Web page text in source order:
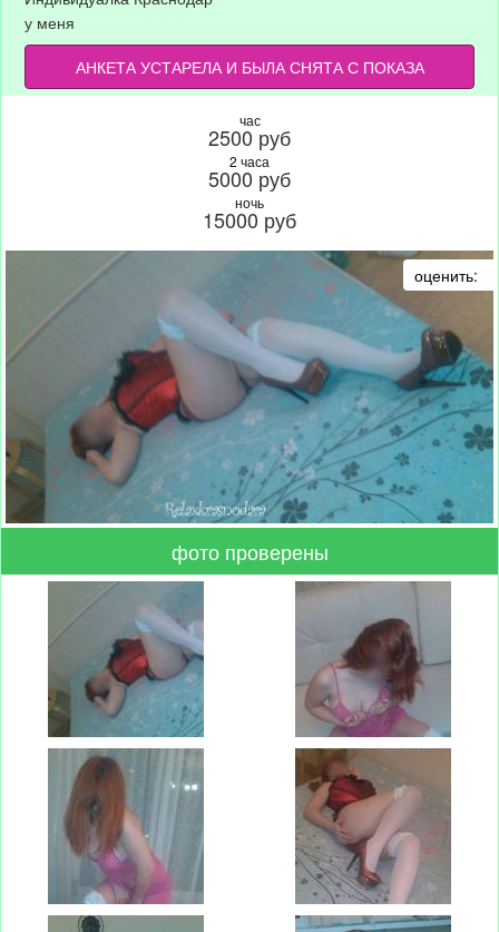
у меня
АНКЕТА УСТАРЕЛА И БЫЛА СНЯТА С ПОКАЗА
час
2500 руб
2 часа
5000 руб
ночь
15000 руб
оценить:
фото проверены